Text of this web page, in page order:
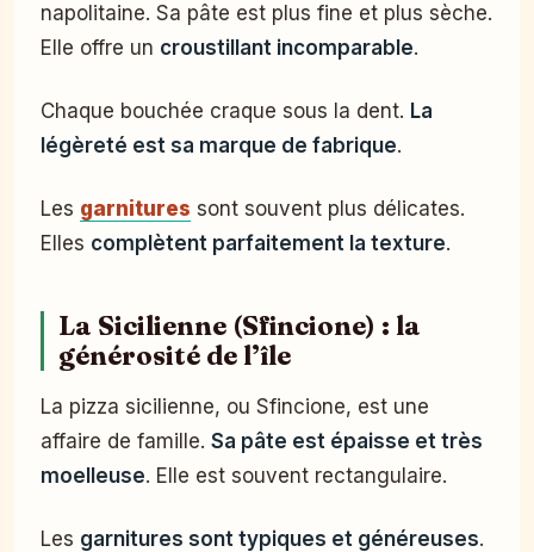
napolitaine. Sa pâte est plus fine et plus sèche.
Elle offre un croustillant incomparable.
Chaque bouchée craque sous la dent. La
légèreté est sa marque de fabrique.
Les garnitures sont souvent plus délicates.
Elles complètent parfaitement la texture.
La Sicilienne (Sfincione) : la
générosité de l’île
La pizza sicilienne, ou Sfincione, est une
affaire de famille. Sa pâte est épaisse et très
moelleuse. Elle est souvent rectangulaire.
Les garnitures sont typiques et généreuses.